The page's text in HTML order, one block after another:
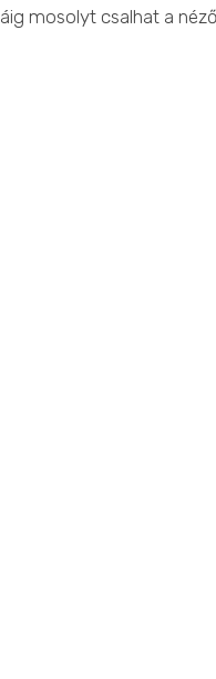
mosolyt csalhat a